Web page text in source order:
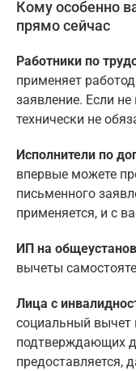
Кому особенно
прямо сейчас
Работники по
применяет
заявление. Если
технически не
Исполнители по
впервые можете
письменного
применяется, и с
ИП на
вычеты
Лица с
социальный
подтверждающих
предоставляется,